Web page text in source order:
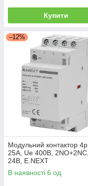
Купити
–12%
Модульний контактор 4р,
25А, Ue 400В, 2NO+2NC,
24В, E.NEXT
В наявності 6 од.